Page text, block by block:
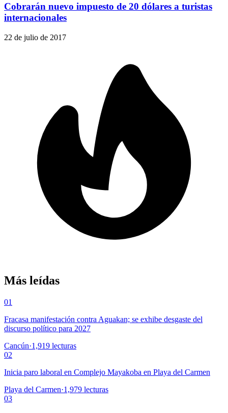
Cobrarán nuevo impuesto de 20 dólares a turistas
internacionales
22 de julio de 2017
Más leídas
01
Fracasa manifestación contra Aguakan; se exhibe desgaste del
discurso político para 2027
Cancún·1,919 lecturas
02
Inicia paro laboral en Complejo Mayakoba en Playa del Carmen
Playa del Carmen·1,979 lecturas
03